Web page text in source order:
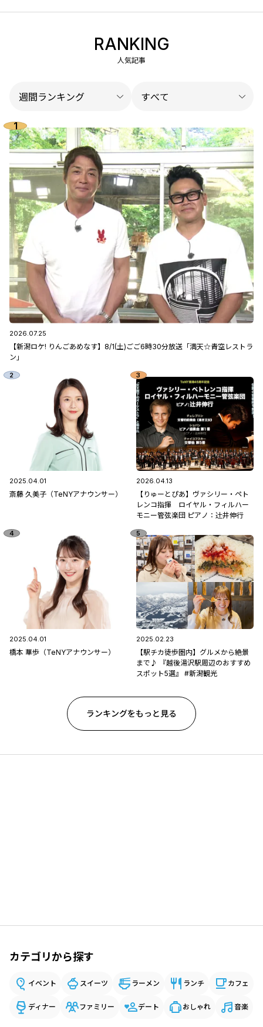
RANKING
人気記事
2026.07.25
【新潟ロケ! りんごあめなす】8/1(土)ごご6時30分放送「満天☆青空レストラ
ン」
2025.04.01
斎藤 久美子（TeNYアナウンサー）
2026.04.13
【りゅーとぴあ】ヴァシリー・ペト
レンコ指揮 ロイヤル・フィルハー
モニー管弦楽団 ピアノ：辻󠄀井伸行
2025.04.01
橋本 華歩（TeNYアナウンサー）
2025.02.23
【駅チカ徒歩圏内】グルメから絶景
まで♪ 『越後湯沢駅周辺のおすすめ
スポット5選』 #新潟観光
ランキングをもっと見る
カテゴリから探す
イベント スイーツ ラーメン ランチ カフェ
ディナー ファミリー デート おしゃれ 音楽